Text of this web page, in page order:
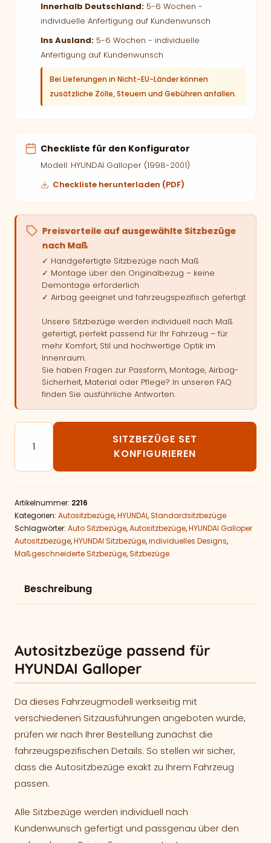
Innerhalb Deutschland: 5-6 Wochen -
individuelle Anfertigung auf Kundenwunsch
Ins Ausland: 5-6 Wochen - individuelle
Anfertigung auf Kundenwunsch
Bei Lieferungen in Nicht-EU-Länder können
zusätzliche Zölle, Steuern und Gebühren anfallen.
Checkliste für den Konfigurator
Modell: HYUNDAI Galloper (1998-2001)
Checkliste herunterladen (PDF)
Preisvorteile auf ausgewählte Sitzbezüge
nach Maß
✓ Handgefertigte Sitzbezüge nach Maß
✓ Montage über den Originalbezug – keine
Demontage erforderlich
✓ Airbag geeignet und fahrzeugspezifisch gefertigt
Unsere Sitzbezüge werden individuell nach Maß
gefertigt, perfekt passend für Ihr Fahrzeug – für
mehr Komfort, Stil und hochwertige Optik im
Innenraum.
Sie haben Fragen zur Passform, Montage, Airbag-
Sicherheit, Material oder Pflege? In unseren FAQ
finden Sie ausführliche Antworten.
Autositzbezüge passend für HYUNDAI Galloper Menge
SITZBEZÜGE SET
KONFIGURIEREN
Artikelnummer: 2216
Kategorien: Autositzbezüge,HYUNDAI,Standardsitzbezüge
Schlagwörter: Auto Sitzbezüge,Autositzbezüge,HYUNDAI Galloper
Autositzbezüge,HYUNDAI Sitzbezüge,individuelles Designs,
Maßgeschneiderte Sitzbezüge,Sitzbezüge
Beschreibung
Autositzbezüge passend für
HYUNDAI Galloper
Da dieses Fahrzeugmodell werkseitig mit
verschiedenen Sitzausführungen angeboten wurde,
prüfen wir nach Ihrer Bestellung zunächst die
fahrzeugspezifischen Details. So stellen wir sicher,
dass die Autositzbezüge exakt zu Ihrem Fahrzeug
passen.
Alle Sitzbezüge werden individuell nach
Kundenwunsch gefertigt und passgenau über den